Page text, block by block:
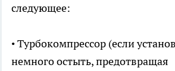
следующее:
• Турбокомпрессор (если
немного остыть, предотвращая